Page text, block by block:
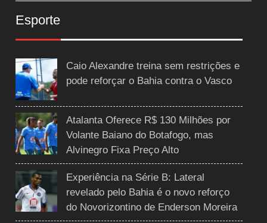
Esporte
Caio Alexandre treina sem restrições e
pode reforçar o Bahia contra o Vasco
Atalanta Oferece R$ 130 Milhões por
Volante Baiano do Botafogo, mas
Alvinegro Fixa Preço Alto
Experiência na Série B: Lateral
revelado pelo Bahia é o novo reforço
do Novorizontino de Enderson Moreira